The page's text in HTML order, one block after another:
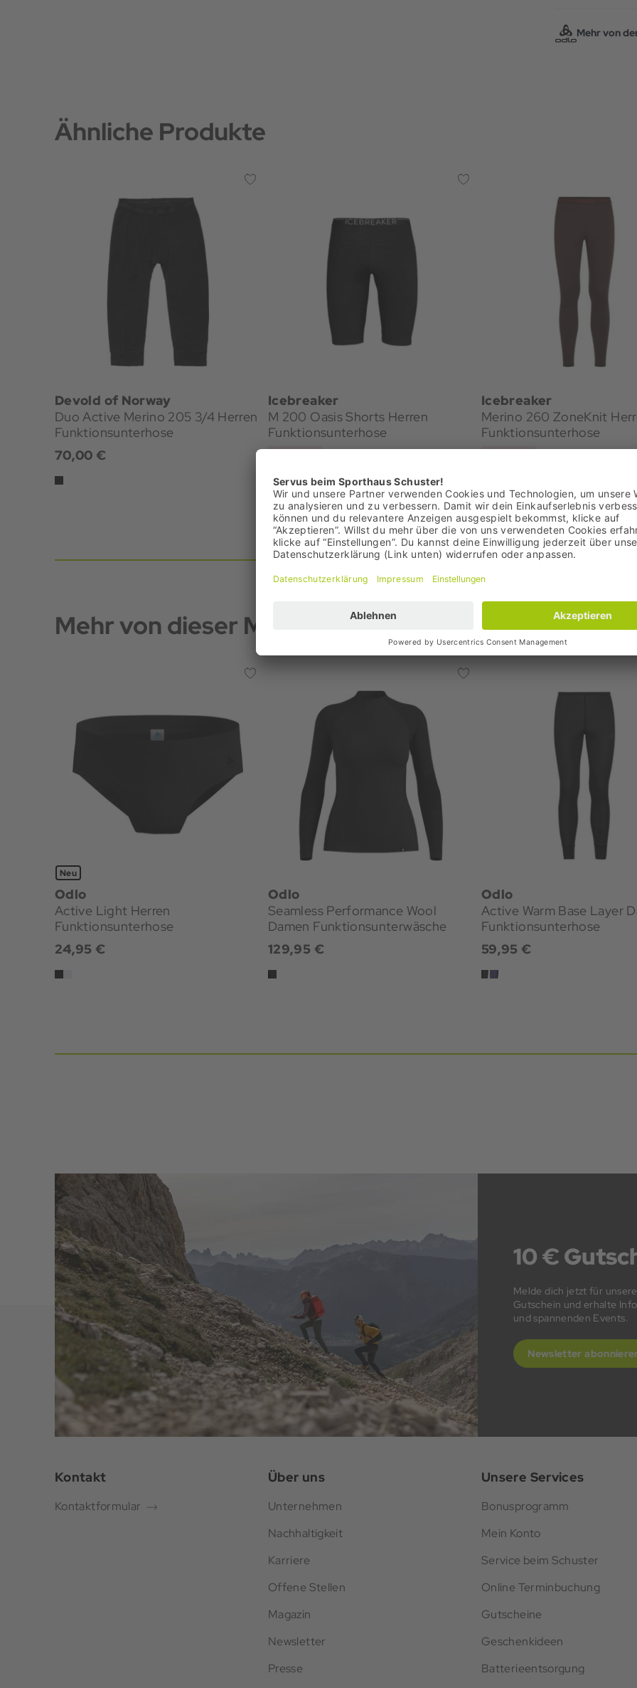
Mehr von
Ähnliche Produkte
Devold of Norway
Duo Active Merino 205 3/4 Herren
Funktionsunterhose
70,00 €
Icebreaker
M 200 Oasis Shorts Herren
Funktionsunterhose
Bestpreis: 49,95 €
UVP: 65,95 €
Icebreaker
Merino 260 ZoneKnit
Funktionsunterhose
UVP: 139,95 €
Mehr von dieser Marke
Neu
Odlo
Active Light Herren
Funktionsunterhose
24,95 €
Odlo
Seamless Performance Wool
Damen Funktionsunterwäsche
129,95 €
Odlo
Active Warm Base Layer
Funktionsunterhose
59,95 €
10 €
Melde dich jetzt für
Gutschein und erhalte
und spannenden Events.
Newsletter
Kontakt
Kontaktformular
Über uns
Unternehmen
Nachhaltigkeit
Karriere
Offene Stellen
Magazin
Newsletter
Presse
Unsere Services
Bonusprogramm
Mein Konto
Service beim Schuster
Online Terminbuchung
Gutscheine
Geschenkideen
Batterieentsorgung